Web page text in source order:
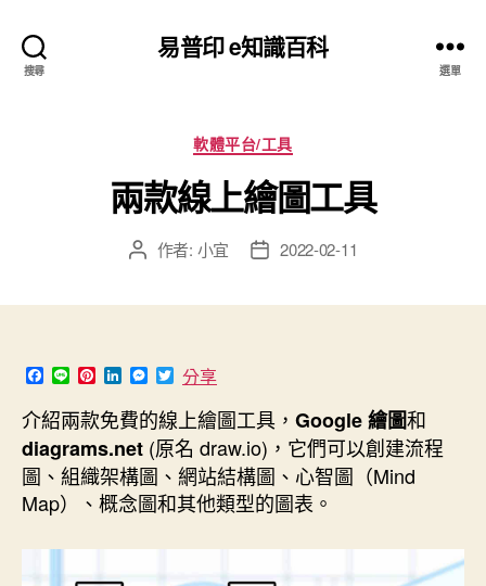
搜尋
易普印 e知識百科
選單
分
類
軟體平台/工具
兩款線上繪圖工具
文 作者: 小宜
文 2022-02-11
F
a
c
e
b
o
o
k
L
n
e
P
n
t
e
r
e
s
t
L
n
k
e
d
I
n
M
e
s
s
e
n
g
e
r
T
w
i
t
t
e
r
分享
介紹兩款免費的線上繪圖工具， Google 繪圖和
diagrams.net (原名 draw.io)，它們可以創建流程
圖、組織架構圖、網站結構圖、心智圖（Mind
Map）、概念圖和其他類型的圖表。